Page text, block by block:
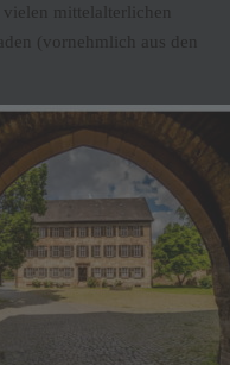
mittelalterlichen
(vornehmlich aus den